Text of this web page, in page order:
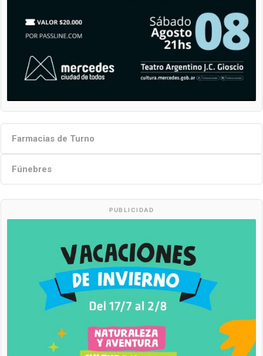
Farmacias de Turno
Fúnebres
PUBLICIDAD